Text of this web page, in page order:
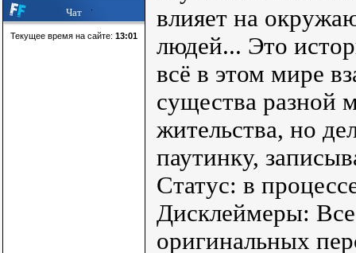
Чат
Текущее время на сайте: 13:01
влияет на
людей... Это
всё в этом мире
существа разной
жительства, но
паутинку,
Статус: в
Дисклеймеры:
оригинальных